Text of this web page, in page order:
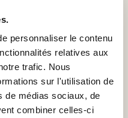
personnaliser le contenu
relatives aux
trafic. Nous
sur l'utilisation de
de médias sociaux, de
combiner celles-ci
le samedi et le
réserver le créneau de
?
baignoire balnéo) est
d'hypertension ou de